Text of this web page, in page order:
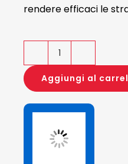
rendere efficaci le
La
cultura
dell'inclusione
per
il
Aggiungi al